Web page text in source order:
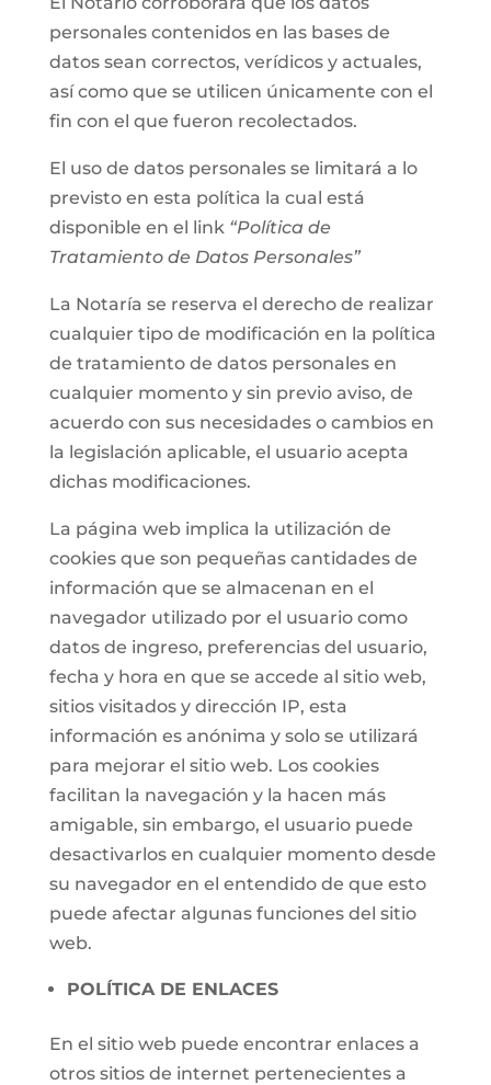
personales contenidos en las bases de
datos sean correctos, verídicos y actuales,
así como que se utilicen únicamente con el
fin con el que fueron recolectados.
El uso de datos personales se limitará a lo
previsto en esta política la cual está
disponible en el link “Política de
Tratamiento de Datos Personales”
La Notaría se reserva el derecho de realizar
cualquier tipo de modificación en la política
de tratamiento de datos personales en
cualquier momento y sin previo aviso, de
acuerdo con sus necesidades o cambios en
la legislación aplicable, el usuario acepta
dichas modificaciones.
La página web implica la utilización de
cookies que son pequeñas cantidades de
información que se almacenan en el
navegador utilizado por el usuario como
datos de ingreso, preferencias del usuario,
fecha y hora en que se accede al sitio web,
sitios visitados y dirección IP, esta
información es anónima y solo se utilizará
para mejorar el sitio web. Los cookies
facilitan la navegación y la hacen más
amigable, sin embargo, el usuario puede
desactivarlos en cualquier momento desde
su navegador en el entendido de que esto
puede afectar algunas funciones del sitio
web.
POLÍTICA DE ENLACES
En el sitio web puede encontrar enlaces a
otros sitios de internet pertenecientes a